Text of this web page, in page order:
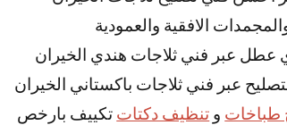
الافقية والعمودية
عطل عبر فني ثلاجات هندي الخيران
عبر فني ثلاجات باكستاني الخيران
طباخات و تنظيف دكتات تكييف بارخص